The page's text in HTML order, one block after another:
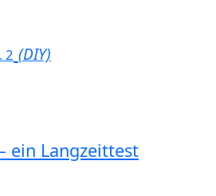
2 (DIY)
ein Langzeittest